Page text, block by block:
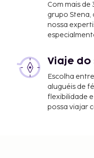
Com mais
grupo
nossa
Viaje do
Escolha
aluguéis de
flexibilidade
possa viajar